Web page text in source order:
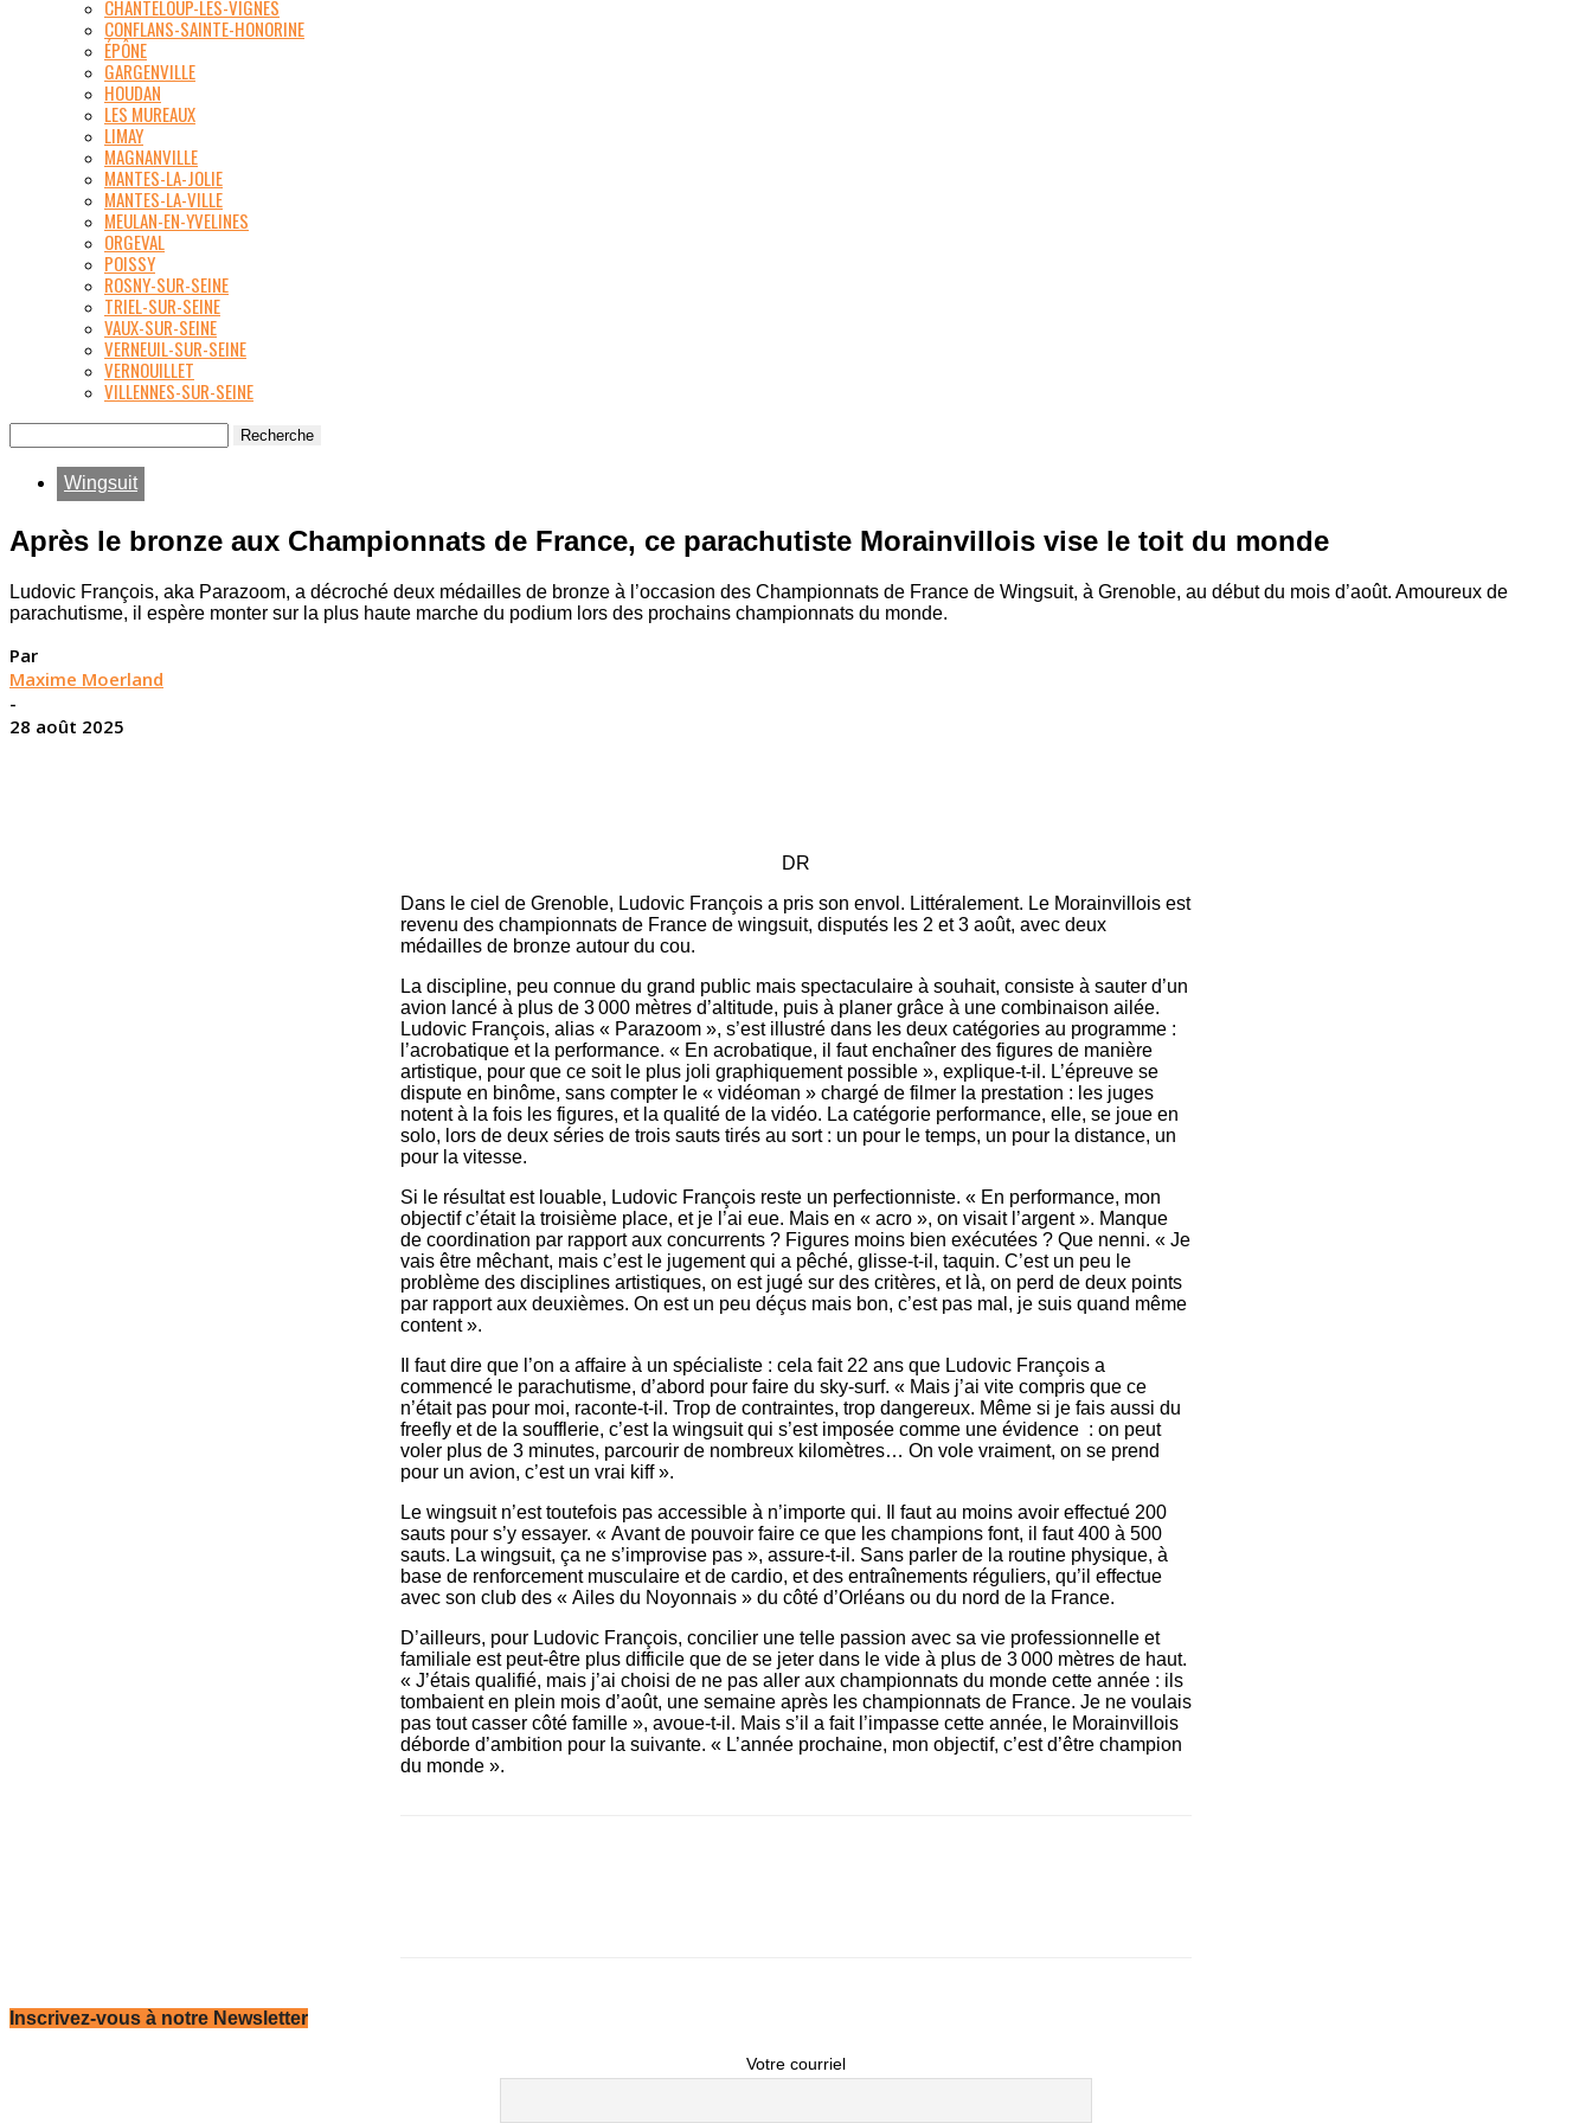
CHANTELOUP-LES-VIGNES
CONFLANS-SAINTE-HONORINE
ÉPÔNE
GARGENVILLE
HOUDAN
LES MUREAUX
LIMAY
MAGNANVILLE
MANTES-LA-JOLIE
MANTES-LA-VILLE
MEULAN-EN-YVELINES
ORGEVAL
POISSY
ROSNY-SUR-SEINE
TRIEL-SUR-SEINE
VAUX-SUR-SEINE
VERNEUIL-SUR-SEINE
VERNOUILLET
VILLENNES-SUR-SEINE
Wingsuit
Après le bronze aux Championnats de France, ce parachutiste Morainvillois vise le toit du monde
Ludovic François, aka Parazoom, a décroché deux médailles de bronze à l’occasion des Championnats de France de Wingsuit, à Grenoble, au début du mois d’août. Amoureux de
parachutisme, il espère monter sur la plus haute marche du podium lors des prochains championnats du monde.
Par
Maxime Moerland
-
28 août 2025
DR
Dans le ciel de Grenoble, Ludovic François a pris son envol. Littéralement. Le Morainvillois est
revenu des championnats de France de wingsuit, disputés les 2 et 3 août, avec deux
médailles de bronze autour du cou.
La discipline, peu connue du grand public mais spectaculaire à souhait, consiste à sauter d’un
avion lancé à plus de 3 000 mètres d’altitude, puis à planer grâce à une combinaison ailée.
Ludovic François, alias « Parazoom », s’est illustré dans les deux catégories au programme :
l’acrobatique et la performance. « En acrobatique, il faut enchaîner des figures de manière
artistique, pour que ce soit le plus joli graphiquement possible », explique-t-il. L’épreuve se
dispute en binôme, sans compter le « vidéoman » chargé de filmer la prestation : les juges
notent à la fois les figures, et la qualité de la vidéo. La catégorie performance, elle, se joue en
solo, lors de deux séries de trois sauts tirés au sort : un pour le temps, un pour la distance, un
pour la vitesse.
Si le résultat est louable, Ludovic François reste un perfectionniste. « En performance, mon
objectif c’était la troisième place, et je l’ai eue. Mais en « acro », on visait l’argent ». Manque
de coordination par rapport aux concurrents ? Figures moins bien exécutées ? Que nenni. « Je
vais être mêchant, mais c’est le jugement qui a pêché, glisse-t-il, taquin. C’est un peu le
problème des disciplines artistiques, on est jugé sur des critères, et là, on perd de deux points
par rapport aux deuxièmes. On est un peu déçus mais bon, c’est pas mal, je suis quand même
content ».
Il faut dire que l’on a affaire à un spécialiste : cela fait 22 ans que Ludovic François a
commencé le parachutisme, d’abord pour faire du sky-surf. « Mais j’ai vite compris que ce
n’était pas pour moi, raconte-t-il. Trop de contraintes, trop dangereux. Même si je fais aussi du
freefly et de la soufflerie, c’est la wingsuit qui s’est imposée comme une évidence : on peut
voler plus de 3 minutes, parcourir de nombreux kilomètres… On vole vraiment, on se prend
pour un avion, c’est un vrai kiff ».
Le wingsuit n’est toutefois pas accessible à n’importe qui. Il faut au moins avoir effectué 200
sauts pour s’y essayer. « Avant de pouvoir faire ce que les champions font, il faut 400 à 500
sauts. La wingsuit, ça ne s’improvise pas », assure-t-il. Sans parler de la routine physique, à
base de renforcement musculaire et de cardio, et des entraînements réguliers, qu’il effectue
avec son club des « Ailes du Noyonnais » du côté d’Orléans ou du nord de la France.
D’ailleurs, pour Ludovic François, concilier une telle passion avec sa vie professionnelle et
familiale est peut-être plus difficile que de se jeter dans le vide à plus de 3 000 mètres de haut.
« J’étais qualifié, mais j’ai choisi de ne pas aller aux championnats du monde cette année : ils
tombaient en plein mois d’août, une semaine après les championnats de France. Je ne voulais
pas tout casser côté famille », avoue-t-il. Mais s’il a fait l’impasse cette année, le Morainvillois
déborde d’ambition pour la suivante. « L’année prochaine, mon objectif, c’est d’être champion
du monde ».
Inscrivez-vous à notre Newsletter
Votre courriel